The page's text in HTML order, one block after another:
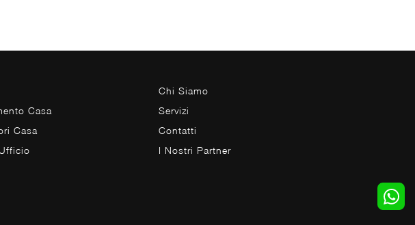
Casa
Casa
Chi Siamo
Servizi
Contatti
I Nostri Partner